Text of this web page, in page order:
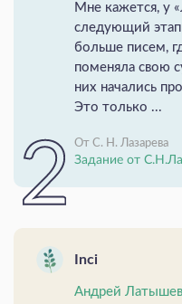
Мне кажется, у
следующий
больше писем,
поменяла свою
них начались
Это только ...
От С. Н. Лазарева
Задание от
Inci
Андрей Латышев